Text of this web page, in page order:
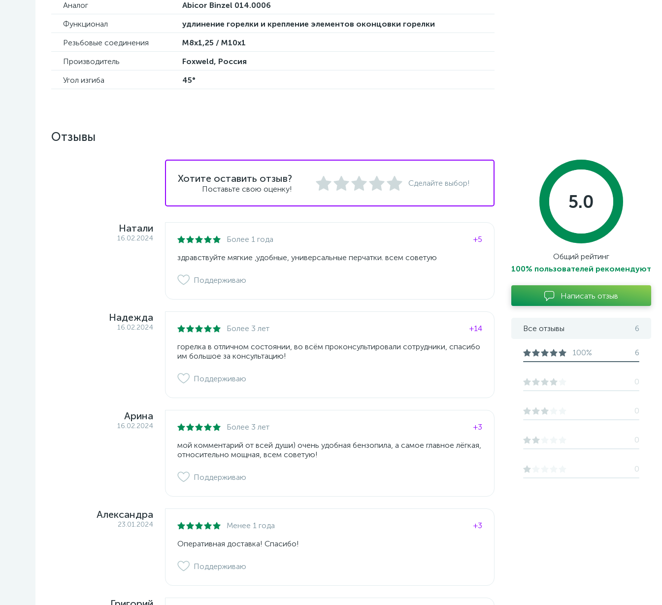
Аналог
Abicor Binzel 014.0006
Функционал
удлинение горелки и крепление элементов оконцовки горелки
Резьбовые соединения
М8х1,25 / М10х1
Производитель
Foxweld, Россия
Угол изгиба
45°
Отзывы
Хотите оставить отзыв?
Поставьте свою оценку!
Сделайте выбор!
Натали
16.02.2024 Более 1 года
+5
здравствуйте мягкие ,удобные, универсальные перчатки. всем советую
Поддерживаю
Надежда
16.02.2024 Более 3 лет
+14
горелка в отличном состоянии, во всём проконсультировали сотрудники, спасибо
им большое за консультацию!
Поддерживаю
Арина
16.02.2024 Более 3 лет
+3
мой комментарий от всей души) очень удобная бензопила, а самое главное лёгкая,
относительно мощная, всем советую!
Поддерживаю
Александра
23.01.2024 Менее 1 года
+3
Оперативная доставка! Спасибо!
Поддерживаю
5.0
Общий рейтинг
100% пользователей рекомендуют
Написать отзыв
Все отзывы 6
100% 6
0
0
0
0